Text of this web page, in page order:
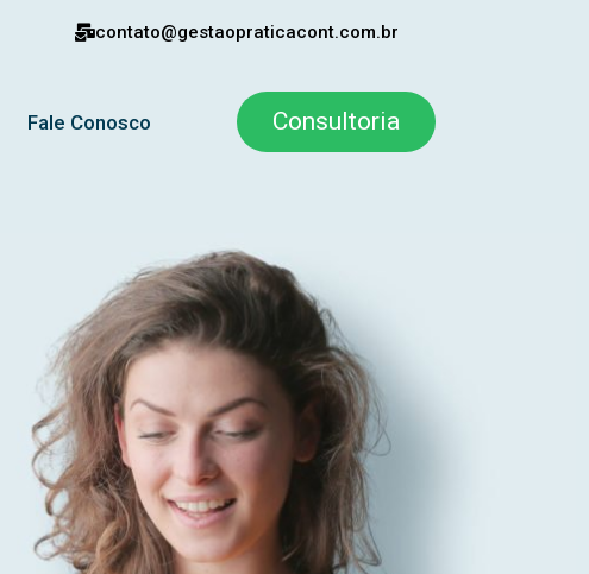
contato@gestaopraticacont.com.br
Fale Conosco Consultoria